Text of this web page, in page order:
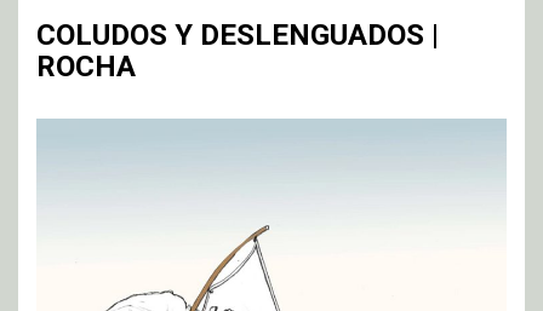
COLUDOS Y DESLENGUADOS |
ROCHA